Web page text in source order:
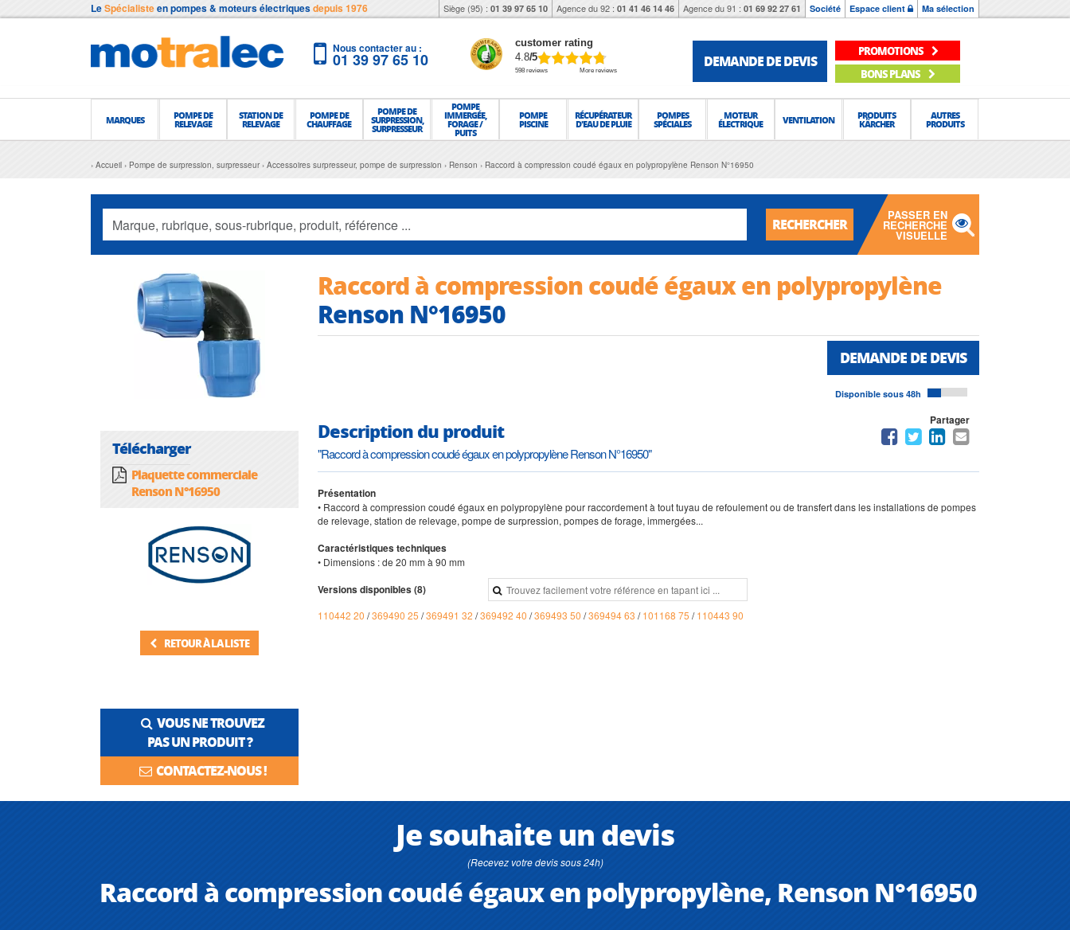
LeSpécialisteen pompes & moteurs électriquesdepuis 1976 Siège (95) : 01 39 97 65 10 Agence du 92 : 01 41 46 14 46 Agence du 91 : 01 69 92 27 61 Société Espace client Ma sélection
Nous contacter au :
01 39 97 65 10
customer rating
4.8/5
598 reviews More reviews
DEMANDE DE DEVIS
PROMOTIONS
BONS PLANS
MARQUES POMPE DE
RELEVAGE
STATION DE
RELEVAGE
POMPE DE
CHAUFFAGE
POMPE DE
SURPRESSION,
SURPRESSEUR
POMPE
IMMERGÉE,
FORAGE /
PUITS
POMPE
PISCINE
RÉCUPÉRATEUR
D'EAU DE PLUIE
POMPES
SPÉCIALES
MOTEUR
ÉLECTRIQUE VENTILATION PRODUITS
KÄRCHER
AUTRES
PRODUITS
Accueil Pompe de surpression, surpresseur Accessoires surpresseur, pompe de surpression Renson Raccord à compression coudé égaux en polypropylène Renson N°16950
RECHERCHER
PASSER EN
RECHERCHE
VISUELLE
Télécharger
Plaquette commerciale
Renson N°16950
RETOUR À LA LISTE
VOUS NE TROUVEZ
PAS UN PRODUIT ?
CONTACTEZ-NOUS !
Raccord à compression coudé égaux en polypropylène
Renson N°16950
DEMANDE DE DEVIS
Disponible sous 48h
Description du produit
"Raccord à compression coudé égaux en polypropylène Renson N°16950"
Partager
Présentation
• Raccord à compression coudé égaux en polypropylène pour raccordement à tout tuyau de refoulement ou de transfert dans les installations de pompes
de relevage, station de relevage, pompe de surpression, pompes de forage, immergées...
Caractéristiques techniques
• Dimensions : de 20 mm à 90 mm
Versions disponibles (8)
110442 20 /369490 25 /369491 32 /369492 40 /369493 50 /369494 63 /101168 75 /110443 90
Je souhaite un devis
(Recevez votre devis sous 24h)
Raccord à compression coudé égaux en polypropylène, Renson N°16950